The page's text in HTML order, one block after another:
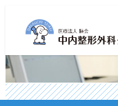
ン
コ
ン